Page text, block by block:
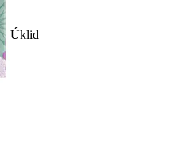
Úklid